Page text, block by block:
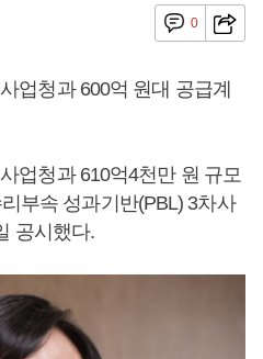
0
업청과 600억 원대 공급계
업청과 610억4천만 원 규모
부속 성과기반(PBL) 3차사
공시했다.